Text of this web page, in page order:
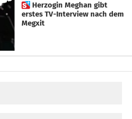
 Herzogin Meghan gibt
erstes TV-Interview nach dem
Megxit